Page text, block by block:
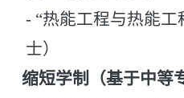
- “热能工程与热能
士）
缩短学制（基于中等